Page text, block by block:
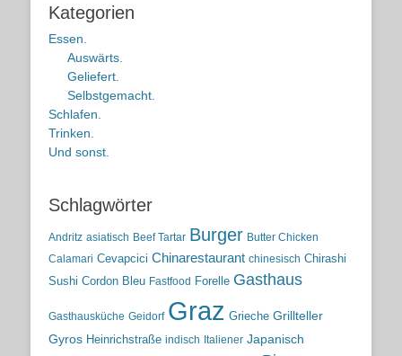
Kategorien
Essen.
Auswärts.
Geliefert.
Selbstgemacht.
Schlafen.
Trinken.
Und sonst.
Schlagwörter
Andritz asiatisch Beef Tartar Burger Butter Chicken
Calamari Cevapcici Chinarestaurant chinesisch Chirashi
Sushi Cordon Bleu Fastfood Forelle Gasthaus
Gasthausküche Geidorf Graz Grieche Grillteller
Gyros Heinrichstraße indisch Italiener Japanisch